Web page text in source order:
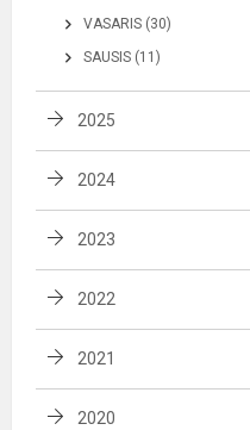
VASARIS (30)
SAUSIS (11)
2025
2024
2023
2022
2021
2020